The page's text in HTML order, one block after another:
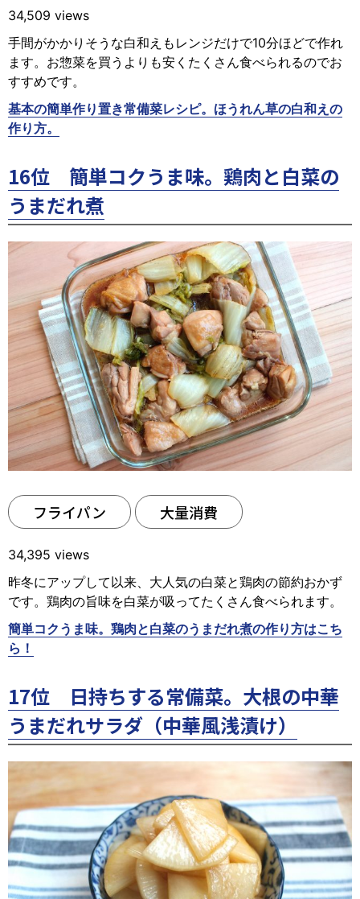
34,509 views
手間がかかりそうな白和えもレンジだけで10分ほどで作れ
ます。お惣菜を買うよりも安くたくさん食べられるのでお
すすめです。
基本の簡単作り置き常備菜レシピ。ほうれん草の白和えの
作り方。
16位 簡単コクうま味。鶏肉と白菜の
うまだれ煮
フライパン 大量消費
34,395 views
昨冬にアップして以来、大人気の白菜と鶏肉の節約おかず
です。鶏肉の旨味を白菜が吸ってたくさん食べられます。
簡単コクうま味。鶏肉と白菜のうまだれ煮の作り方はこち
ら！
17位 日持ちする常備菜。大根の中華
うまだれサラダ（中華風浅漬け）